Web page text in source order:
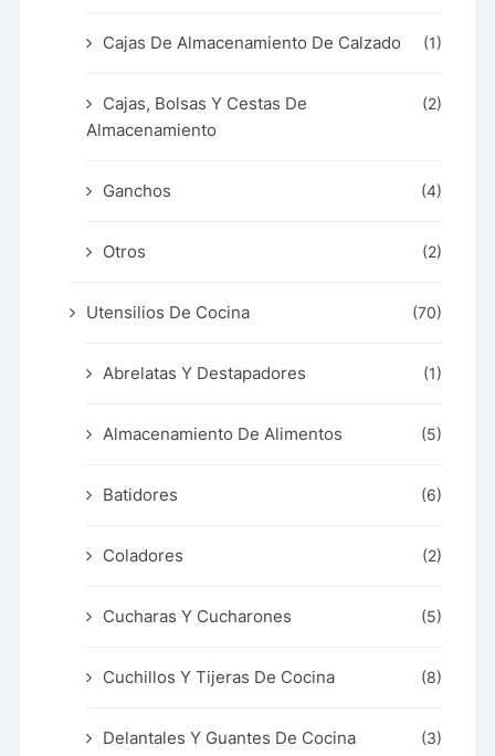
Cajas De Almacenamiento De Calzado (1)
Cajas, Bolsas Y Cestas De
Almacenamiento
(2)
Ganchos (4)
Otros (2)
Utensilios De Cocina (70)
Abrelatas Y Destapadores (1)
Almacenamiento De Alimentos (5)
Batidores (6)
Coladores (2)
Cucharas Y Cucharones (5)
Cuchillos Y Tijeras De Cocina (8)
Delantales Y Guantes De Cocina (3)